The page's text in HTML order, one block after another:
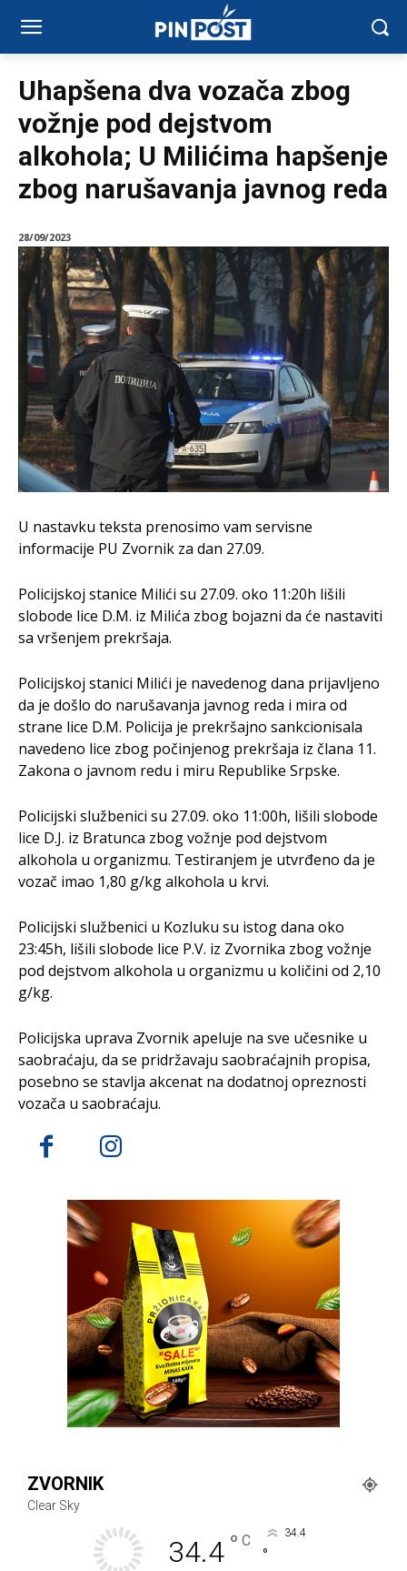
Uhapšena dva vozača zbog
vožnje pod dejstvom
alkohola; U Milićima hapšenje
zbog narušavanja javnog reda
28/09/2023
U nastavku teksta prenosimo vam servisne
informacije PU Zvornik za dan 27.09.
Policijskoj stanice Milići su 27.09. oko 11:20h lišili
slobode lice D.M. iz Milića zbog bojazni da će nastaviti
sa vršenjem prekršaja.
Policijskoj stanici Milići je navedenog dana prijavljeno
da je došlo do narušavanja javnog reda i mira od
strane lice D.M. Policija je prekršajno sankcionisala
navedeno lice zbog počinjenog prekršaja iz člana 11.
Zakona o javnom redu i miru Republike Srpske.
Policijski službenici su 27.09. oko 11:00h, lišili slobode
lice D.J. iz Bratunca zbog vožnje pod dejstvom
alkohola u organizmu. Testiranjem je utvrđeno da je
vozač imao 1,80 g/kg alkohola u krvi.
Policijski službenici u Kozluku su istog dana oko
23:45h, lišili slobode lice P.V. iz Zvornika zbog vožnje
pod dejstvom alkohola u organizmu u količini od 2,10
g/kg.
Policijska uprava Zvornik apeluje na sve učesnike u
saobraćaju, da se pridržavaju saobraćajnih propisa,
posebno se stavlja akcenat na dodatnoj opreznosti
vozača u saobraćaju.
ZVORNIK
Clear Sky
34.4 ° C 34.4
°